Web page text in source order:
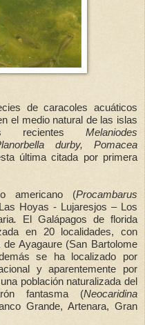
de caracoles acuáticos
el medio natural de las islas
recientes Melaniodes
durby, Pomacea
última citada por primera
americano (Procambarus
Las Hoyas - Lujaresjos – Los
.
El Galápagos de florida
en 20 localidades, con
Ayagaure (San Bartolome
se ha localizado por
y aparentemente por
población naturalizada del
fantasma (Neocaridina
Grande, Artenara, Gran